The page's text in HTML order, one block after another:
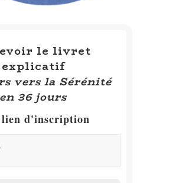
le livret
explicatif
vers la Sérénité
en 36 jours
d'inscription